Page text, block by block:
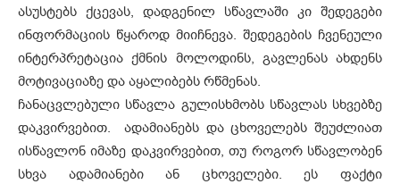
ასუსტებს ქცევას, დადგენილ სწავლაში კი შედეგები
ინფორმაციის წყაროდ მიიჩნევა. შედეგების ჩვენეული
ინტერპრეტაცია ქმნის მოლოდინს, გავლენას ახდენს
მოტივაციაზე და აყალიბებს რწმენას.
ჩანაცვლებული სწავლა გულისხმობს სწავლას სხვებზე
დაკვირვებით. ადამიანებს და ცხოველებს შეუძლიათ
ისწავლონ იმაზე დაკვირვებით, თუ როგორ სწავლობენ
სხვა ადამიანები ან ცხოველები. ეს ფაქტი